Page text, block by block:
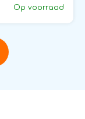
Op voorraad